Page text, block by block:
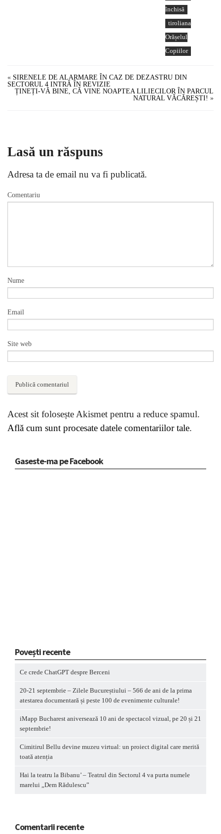
închisă
tiroliana
Orășelul
Copiilor
« SIRENELE DE ALARMARE ÎN CAZ DE DEZASTRU DIN
SECTORUL 4 INTRĂ ÎN REVIZIE
ȚINEȚI-VĂ BINE, CĂ VINE NOAPTEA LILIECILOR ÎN PARCUL
NATURAL VĂCĂREȘTI! »
Lasă un răspuns
Adresa ta de email nu va fi publicată.
Comentariu
Nume
Email
Site web
Acest sit folosește Akismet pentru a reduce spamul.
Află cum sunt procesate datele comentariilor tale.
Gaseste-ma pe Facebook
Povești recente
Ce crede ChatGPT despre Berceni
20-21 septembrie – Zilele Bucureștiului – 566 de ani de la prima
atestarea documentară și peste 100 de evenimente culturale!
iMapp Bucharest aniversează 10 ani de spectacol vizual, pe 20 și 21
septembrie!
Cimitirul Bellu devine muzeu virtual: un proiect digital care merită
toată atenția
Hai la teatru la Bibanu’ – Teatrul din Sectorul 4 va purta numele
marelui „Dem Rădulescu”
Comentarii recente